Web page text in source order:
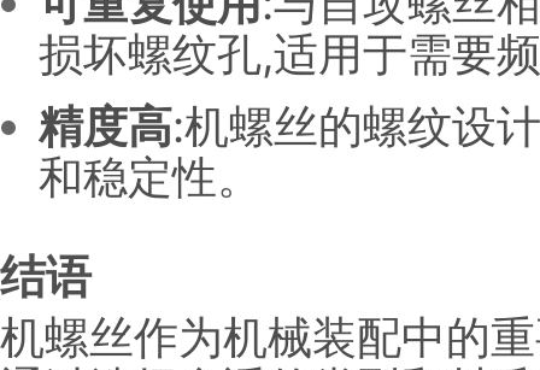
损坏螺纹孔,适用于需要
精度高:机螺丝的螺纹设
和稳定性。
结语
机螺丝作为机械装配中的